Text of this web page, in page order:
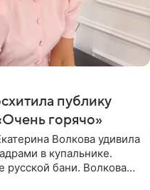
публику
горячо»
Волкова удивила
в купальнике.
русской бани. Волкова